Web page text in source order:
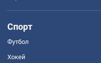
Спорт
Футбол
Хокей